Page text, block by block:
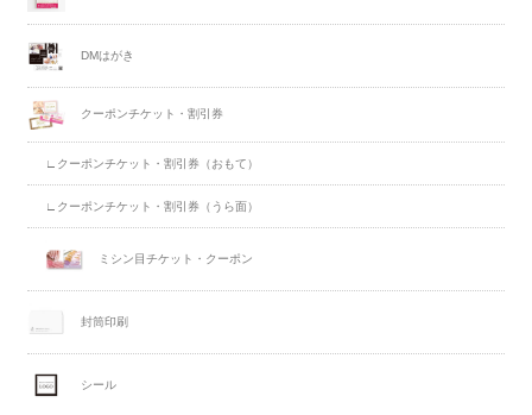
DMはがき
クーポンチケット・割引券
∟クーポンチケット・割引券（おもて）
∟クーポンチケット・割引券（うら面）
ミシン目チケット・クーポン
封筒印刷
シール